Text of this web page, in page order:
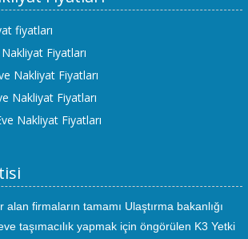
fiyatları
Fiyatları
Nakliyat Fiyatları
Nakliyat Fiyatları
Nakliyat Fiyatları
alan firmaların tamamı Ulaştırma bakanlığı
taşımacılık yapmak için öngörülen K3 Yetki